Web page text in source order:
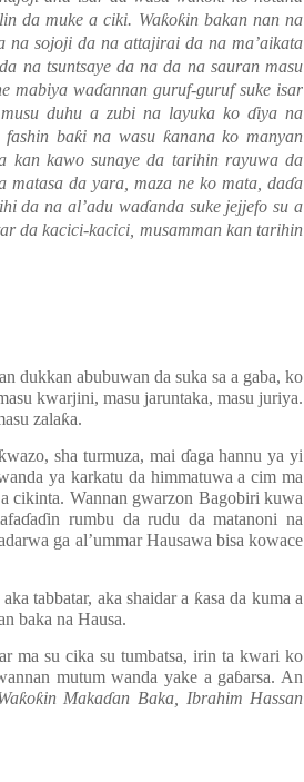
da muke a ciki. Waƙoƙin bakan nan na
na sojoji da na attajirai da na ma’aikata
na tsuntsaye da na da na sauran masu
mabiya waɗannan guruf-guruf suke isar
duhu a zubi na layuka ko ɗiya na
fashin baƙi na wasu ƙanana ko manyan
kan kawo sunaye da tarihin rayuwa da
matasa da yara, maza ne ko mata, daɗa
da na al’adu waɗanda suke jejjefo su a
da kacici-kacici, musamman kan tarihin
dukkan abubuwan da suka sa a gaba, ko
kwarjini, masu jaruntaka, masu juriya.
zalaƙa.
wazo, sha turmuza, mai ɗaga hannu ya yi
ya karkatu da himmatuwa a cim ma
cikinta. Wannan gwarzon Bagobiri kuwa
ɗaɗin rumbu da rudu da matanoni na
ga al’ummar Hausawa bisa kowace
tabbatar, aka shaidar a ƙasa da kuma a
baka na Hausa.
ma su cika su tumbatsa, irin ta kwari ko
mutum wanda yake a gaɓarsa. An
ƙoƙin Makaɗan Baka, Ibrahim Hassan